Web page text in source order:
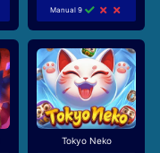
Manual 9
Tokyo Neko